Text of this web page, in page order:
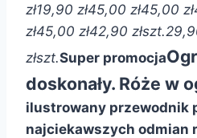
zł19,90 zł45,00 zł45,00 zł
zł45,00 zł42,90 złszt.
złszt.Super promocja
doskonały. Róże w
ilustrowany przewodnik
najciekawszych odmian